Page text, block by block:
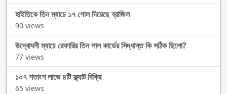
হাইতিকে তিন ম্যাচে ১৭ গোল দিয়েছে ব্রাজিল
90 views
উদ্বোধনী ম্যাচে রেফারির তিন লাল কার্ডের সিদ্ধান্ত কি সঠিক ছিলো?
77 views
১০৭ শতাংশ লাভে ৪টি ফ্ল্যাট বিক্রি
65 views